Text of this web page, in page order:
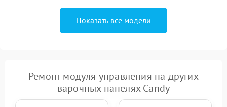
Показать все модели
Ремонт модуля управления на других
варочных панелях Candy